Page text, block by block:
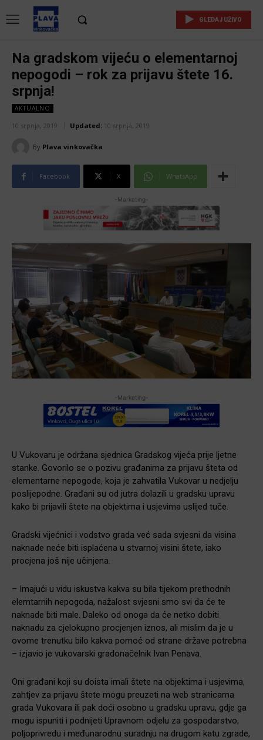
GLEDAJ UŽIVO
Na gradskom vijeću o elementarnoj
nepogodi – rok za prijavu štete 16.
srpnja!
AKTUALNO
10 srpnja, 2019 Updated: 10 srpnja, 2019
By Plava vinkovačka
Facebook X WhatsApp
-Marketing-
-Marketing-
U Vukovaru je održana sjednica Gradskog vijeća prije ljetne
stanke. Govorilo se o pozivu građanima za prijavu šteta od
elementarne nepogode, koja je zahvatila Vukovar u nedjelju
poslijepodne. Građani su od jutra dolazili u gradsku upravu
kako bi prijavili štete na objektima i usjevima uslijed tuče.
Gradski vijećnici i vodstvo grada već sada svjesni da visina
naknade neće biti isplaćena u stvarnoj visini štete, iako
procjena još nije učinjena.
– Imajući u vidu iskustva kakva su bila tijekom prethodnih
elemtarnih nepogoda, nažalost svjesni smo svi da će te
naknade biti male. Daleko od onoga da će netko dobiti
naknadu za cjelokupno procjenjen iznos, ali mislim da je u
ovome trenutku bilo kakva pomoć od strane države potrebna
– izjavio je vukovarski gradonačelnik Ivan Penava.
Oni građani koji su doista imali štete na objektima i usjevima,
zahtjev za prijavu štete mogu preuzeti na web stranicama
grada Vukovara ili pak doći osobno u gradsku upravu, gdje ga
mogu ispuniti i podnijeti Upravnom odjelu za gospodarstvo,
poljoprivredu i međunarodnu suradnju na drugom katu zgrade,